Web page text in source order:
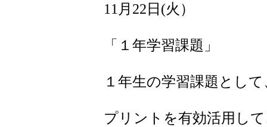
11月22日(火）
「１年学習課題」
１年生の学習課題とし
プリントを有効活用し